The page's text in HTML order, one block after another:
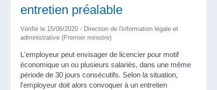
entretien préalable
Vérifié le 15/06/2020 - Direction de l'information légale et
administrative (Premier ministre)
L'employeur peut envisager de licencier pour motif
économique un ou plusieurs salariés, dans une même
période de 30 jours consécutifs. Selon la situation,
l'employeur doit alors convoquer à un entretien